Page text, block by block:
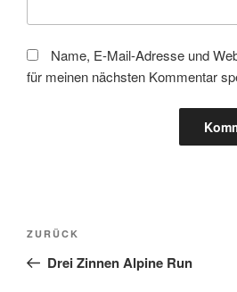
Name, E-Mail-Adresse und
für meinen nächsten Kommentar
Beitragsnavigation
Vorheriger
Beitrag
ZURÜCK
Drei Zinnen Alpine Run